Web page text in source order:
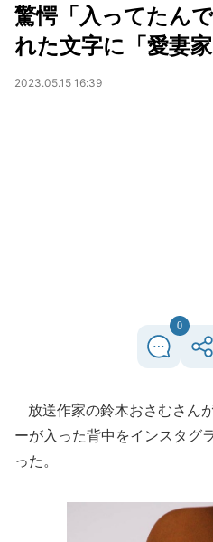
驚愕「入ってたん
れた文字に「愛妻
2023.05.15 16:39
0
放送作家の鈴木おさむさん
ーが入った背中をインスタグ
った。